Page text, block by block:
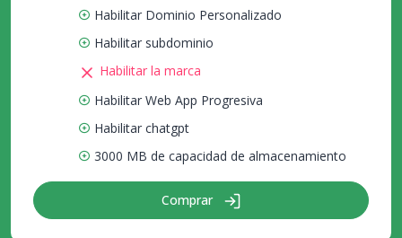
Habilitar Dominio Personalizado
Habilitar subdominio
Habilitar la marca
Habilitar Web App Progresiva
Habilitar chatgpt
3000 MB de capacidad de almacenamiento
Comprar